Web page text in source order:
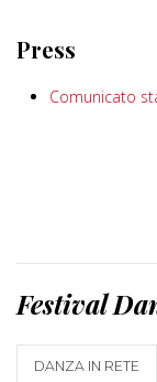
Press
Comunicato
Festival
DANZA IN RETE